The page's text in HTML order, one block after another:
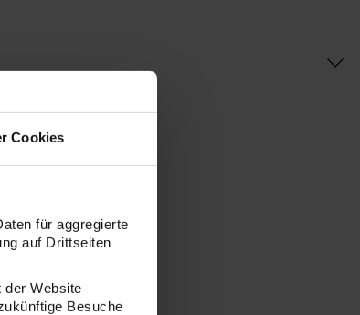
Cookies
für aggregierte
auf Drittseiten
der Website
Besuche